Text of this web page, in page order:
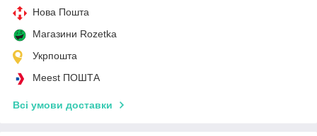
Нова Пошта
Магазини Rozetka
Укрпошта
Meest ПОШТА
Всі умови доставки